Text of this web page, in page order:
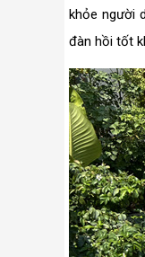
khỏe người
đàn hồi tốt